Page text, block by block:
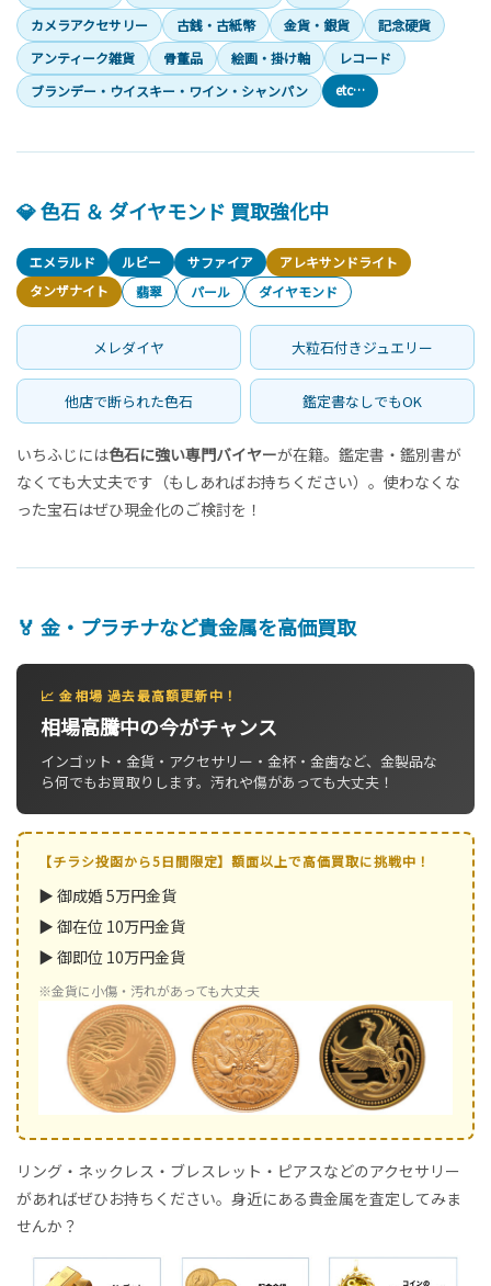
カメラアクセサリー
古銭・古紙幣 金貨・銀貨
記念硬貨
アンティーク雑貨
骨董品 絵画・掛け軸
レコード
ブランデー・ウイスキー・ワイン・シャンパン
etc…
💎 色石 ＆ ダイヤモンド 買取強化中
エメラルド ルビー サファイア
アレキサンドライト
タンザナイト
翡翠 パール ダイヤモンド
メレダイヤ 大粒石付きジュエリー
他店で断られた色石 鑑定書なしでもOK
いちふじには色石に強い専門バイヤーが在籍。鑑定書・鑑別書が
なくても大丈夫です（もしあればお持ちください）。使わなくな
った宝石はぜひ現金化のご検討を！
🏅 金・プラチナなど貴金属を高価買取
📈 金相場 過去最高額更新中！
相場高騰中の今がチャンス
インゴット・金貨・アクセサリー・金杯・金歯など、金製品な
ら何でもお買取りします。汚れや傷があっても大丈夫！
【チラシ投函から5日間限定】額面以上で高価買取に挑戦中！
▶ 御成婚 5万円金貨
▶ 御在位 10万円金貨
▶ 御即位 10万円金貨
※金貨に小傷・汚れがあっても大丈夫
リング・ネックレス・ブレスレット・ピアスなどのアクセサリー
があればぜひお持ちください。身近にある貴金属を査定してみま
せんか？